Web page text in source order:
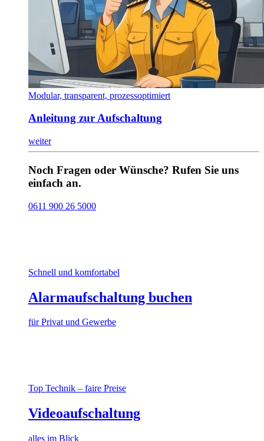
Modular, transparent, prozessoptimiert
Anleitung zur Aufschaltung
weiter
Noch Fragen oder Wünsche? Rufen Sie uns
einfach an.
0611 900 26 5000
Schnell und komfortabel
Alarmaufschaltung buchen
für Privat und Gewerbe
Top Technik – faire Preise
Videoaufschaltung
alles im Blick